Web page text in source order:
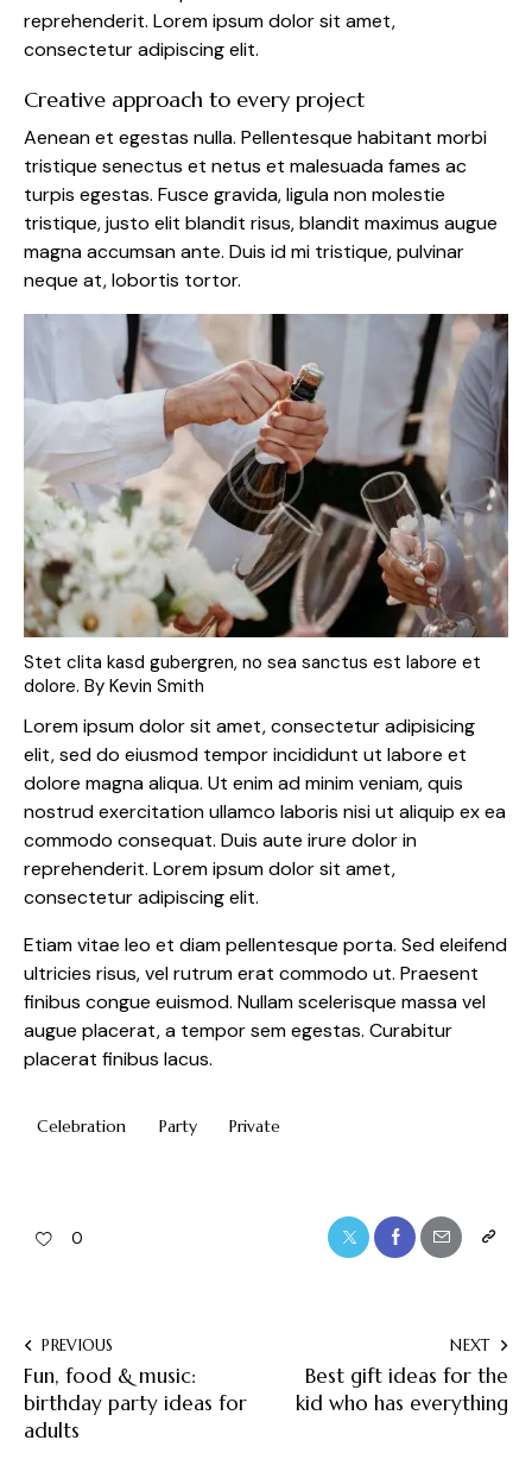
reprehenderit. Lorem ipsum dolor sit amet,
consectetur adipiscing elit.
Creative approach to every project
Aenean et egestas nulla. Pellentesque habitant morbi
tristique senectus et netus et malesuada fames ac
turpis egestas. Fusce gravida, ligula non molestie
tristique, justo elit blandit risus, blandit maximus augue
magna accumsan ante. Duis id mi tristique, pulvinar
neque at, lobortis tortor.
Stet clita kasd gubergren, no sea sanctus est labore et
dolore. By Kevin Smith
Lorem ipsum dolor sit amet, consectetur adipisicing
elit, sed do eiusmod tempor incididunt ut labore et
dolore magna aliqua. Ut enim ad minim veniam, quis
nostrud exercitation ullamco laboris nisi ut aliquip ex ea
commodo consequat. Duis aute irure dolor in
reprehenderit. Lorem ipsum dolor sit amet,
consectetur adipiscing elit.
Etiam vitae leo et diam pellentesque porta. Sed eleifend
ultricies risus, vel rutrum erat commodo ut. Praesent
finibus congue euismod. Nullam scelerisque massa vel
augue placerat, a tempor sem egestas. Curabitur
placerat finibus lacus.
Celebration Party Private
0
PREVIOUS
Fun, food & music:
birthday party ideas for
adults
NEXT
Best gift ideas for the
kid who has everything